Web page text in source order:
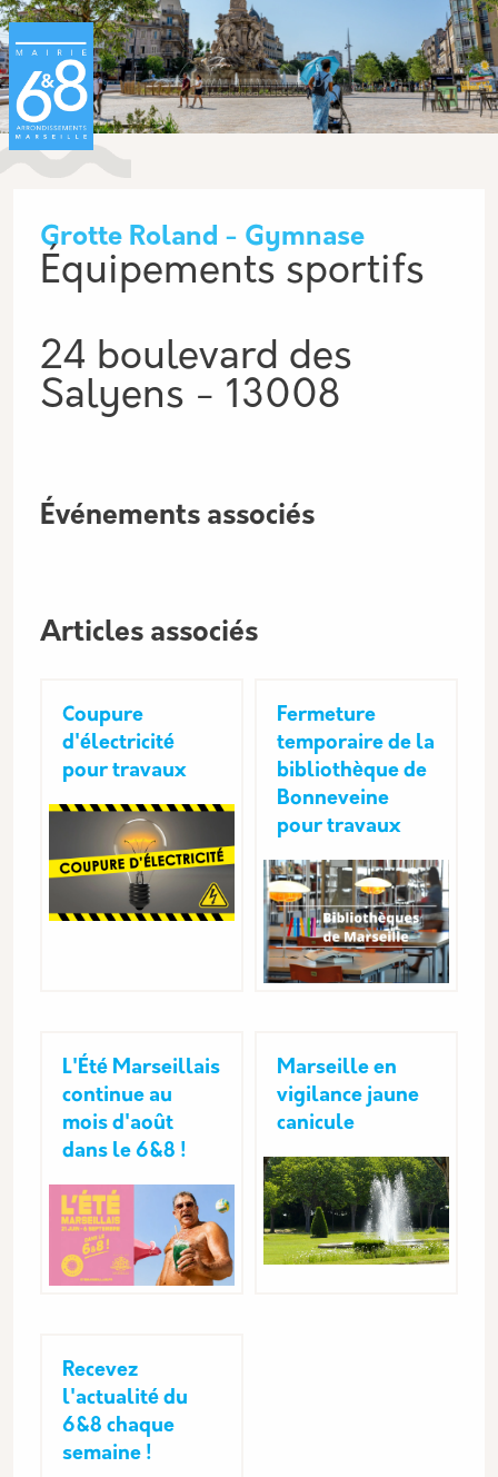
Aller au contenu principal
Grotte Roland - Gymnase
Équipements sportifs
24 boulevard des
Salyens - 13008
Événements associés
Articles associés
Coupure
d'électricité
pour travaux
Fermeture
temporaire de la
bibliothèque de
Bonneveine
pour travaux
L'Été Marseillais
continue au
mois d'août
dans le 6&8 !
Marseille en
vigilance jaune
canicule
Recevez
l'actualité du
6&8 chaque
semaine !
Panneau de gestion des cookies